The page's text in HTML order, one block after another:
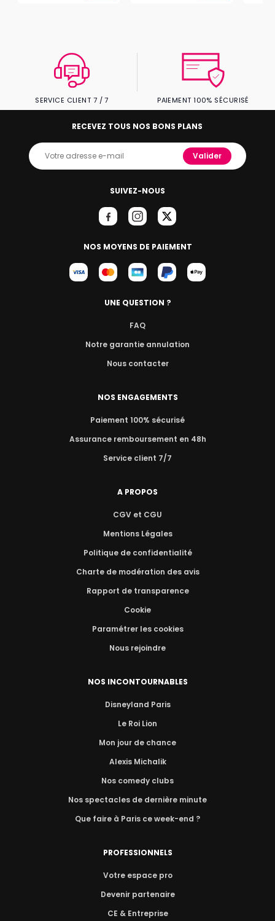
SERVICE CLIENT 7 / 7 PAIEMENT 100% SÉCURISÉ
SUIVEZ-NOUS
NOS MOYENS DE PAIEMENT
RECEVEZ TOUS NOS BONS PLANS
Valider
UNE QUESTION ?
FAQ
Notre garantie annulation
Nous contacter
NOS ENGAGEMENTS
Paiement 100% sécurisé
Assurance remboursement en 48h
Service client 7/7
A PROPOS
CGV et CGU
Mentions Légales
Politique de confidentialité
Charte de modération des avis
Rapport de transparence
Cookie
Paramétrer les cookies
Nous rejoindre
NOS INCONTOURNABLES
Disneyland Paris
Le Roi Lion
Mon jour de chance
Alexis Michalik
Nos comedy clubs
Nos spectacles de dernière minute
Que faire à Paris ce week-end ?
PROFESSIONNELS
Votre espace pro
Devenir partenaire
CE & Entreprise